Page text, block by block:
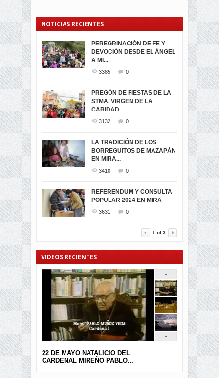
NOTICIAS RECIENTES
PEREGRINACIÓN DE FE Y
DEVOCIÓN DESDE EL ÁNGEL
A MI...
3385 0
PREGÓN DE FIESTAS DE LA
STMA. VIRGEN DE LA
CARIDAD...
3132 0
LA TRADICIÓN DE LOS
BORREGUITOS DE MAZAPÁN
EN MIRA...
3410 0
REFERENDUM Y CONSULTA
POPULAR 2024 EN MIRA
3631 0
PROCESIÓN DE LA VIRGEN
DE LA CARIDAD 2024
3057
-ENCENDIDO DEL ARBOL DE
...
MIRA
3438
TRIUNFO DE...
SEGUNDA VUELTA
ELECCIONES
PRESIDENCIALES 2023 EN
M...
ELECCION CRUCIAL:
SEGUNDA VUELTA
PRESIDENCIAL EL 1...
VIRTUALES ASAMBLEISTAS
POR LA PROVINCIA DEL
CARCHI...
MIRA.EC FUE
GALARDONADA
1 of3
VIDEOS RECIENTES
22 DE MAYO NATALICIO DEL
CARDENAL MIREÑO PABLO...